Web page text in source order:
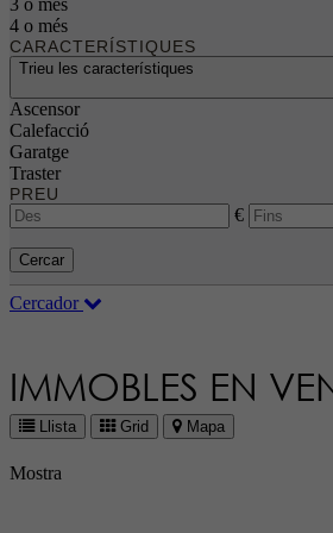
3 o més
4 o més
CARACTERÍSTIQUES
Trieu les característiques
Ascensor
Calefacció
Garatge
Traster
PREU
€
Cercar
Cercador
IMMOBLES EN
Llista Grid Mapa
Mostra